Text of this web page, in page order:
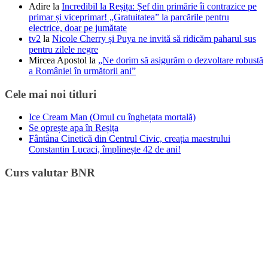
Adire la Incredibil la Reșița: Șef din primărie îi contrazice pe
primar și viceprimar! „Gratuitatea” la parcările pentru
electrice, doar pe jumătate
tv2 la Nicole Cherry și Puya ne invită să ridicăm paharul sus
pentru zilele negre
Mircea Apostol la „Ne dorim să asigurăm o dezvoltare robustă
a României în următorii ani”
Cele mai noi titluri
Ice Cream Man (Omul cu înghețata mortală)
Se oprește apa în Reșița
Fântâna Cinetică din Centrul Civic, creația maestrului
Constantin Lucaci, împlinește 42 de ani!
Curs valutar BNR